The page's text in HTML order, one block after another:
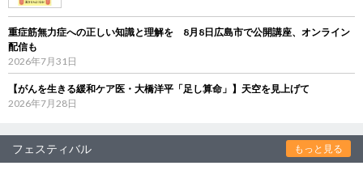
重症筋無力症への正しい知識と理解を 8月8日広島市で公開講座、オンライン
配信も
2026年7月31日
【がんを生きる緩和ケア医・大橋洋平「足し算命」】天空を見上げて
2026年7月28日
フェスティバル もっと見る